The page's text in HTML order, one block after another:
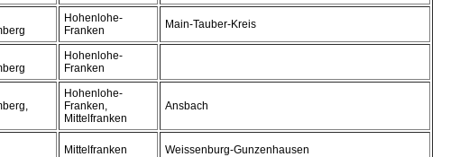
Hohenlohe-
Franken
Main-Tauber-Kreis
Hohenlohe-
Franken
Hohenlohe-
Franken,
Mittelfranken
Ansbach
Mittelfranken Weissenburg-Gunzenhausen